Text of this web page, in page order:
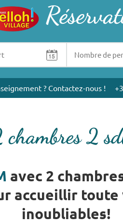
? Contactez-nous !
chambres 2
avec 2
accueillir
inoubliables!